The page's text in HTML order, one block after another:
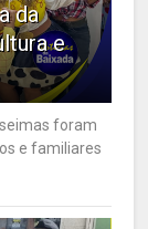
da
e
foram
e familiares